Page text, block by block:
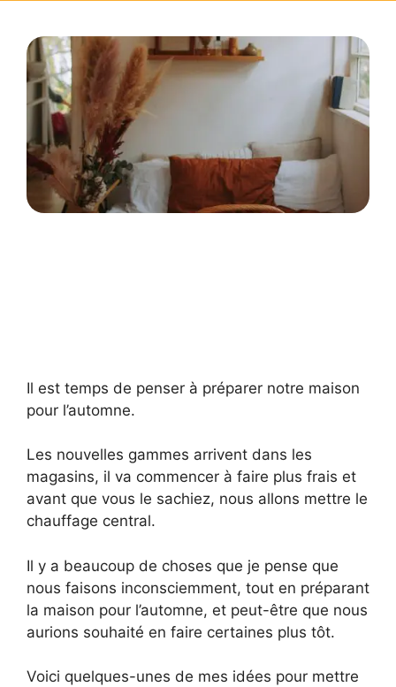
Il est temps de penser à préparer notre maison
pour l’automne.
Les nouvelles gammes arrivent dans les
magasins, il va commencer à faire plus frais et
avant que vous le sachiez, nous allons mettre le
chauffage central.
Il y a beaucoup de choses que je pense que
nous faisons inconsciemment, tout en préparant
la maison pour l’automne, et peut-être que nous
aurions souhaité en faire certaines plus tôt.
Voici quelques-unes de mes idées pour mettre